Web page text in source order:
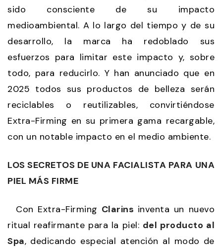
sido consciente de su impacto
medioambiental. A lo largo del tiempo y de su
desarrollo, la marca ha redoblado sus
esfuerzos para limitar este impacto y, sobre
todo, para reducirlo. Y han anunciado que en
2025 todos sus productos de belleza serán
reciclables o reutilizables, convirtiéndose
Extra-Firming en su primera gama recargable,
con un notable impacto en el medio ambiente.
LOS SECRETOS DE UNA FACIALISTA PARA UNA
PIEL MÁS FIRME
Con Extra-Firming Clarins inventa un nuevo
ritual reafirmante para la piel: del producto al
Spa, dedicando especial atención al modo de